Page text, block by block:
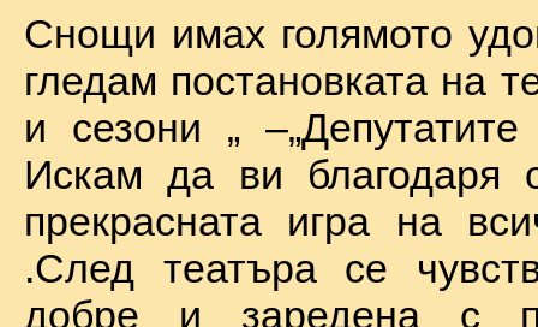
Снощи имах голямото
гледам постановката на
и сезони „
Искам да ви благодаря
прекрасната игра на
.След театъра се
добре и заредена с